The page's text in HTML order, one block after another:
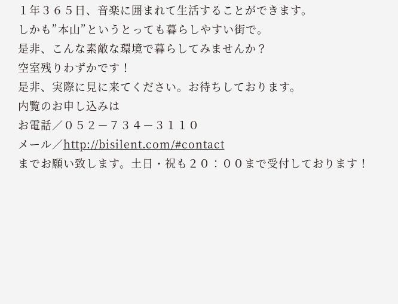
１年３６５日、音楽に囲まれて生活することができます。
しかも”本山”というとっても暮らしやすい街で。
是非、こんな素敵な環境で暮らしてみませんか？
空室残りわずかです！
是非、実際に見に来てください。お待ちしております。
内覧のお申し込みは
お電話／０５２－７３４－３１１０
メール／http://bisilent.com/#contact
までお願い致します。土日・祝も２０：００まで受付しております！